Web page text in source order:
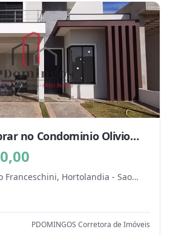
no Condominio Olivio
- SP
Franceschini, Hortolandia - Sao
PDOMINGOS Corretora de Imóveis